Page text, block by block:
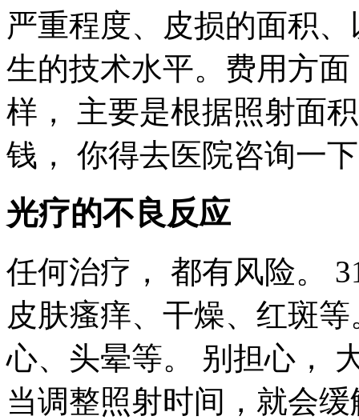
严重程度、皮损的面积
生的技术水平。费用方
样， 主要是根据照射面
钱， 你得去医院咨询一
光疗的不良反应
任何治疗， 都有风险。
皮肤瘙痒、干燥、红斑
心、头晕等。 别担心，
当调整照射时间，就会